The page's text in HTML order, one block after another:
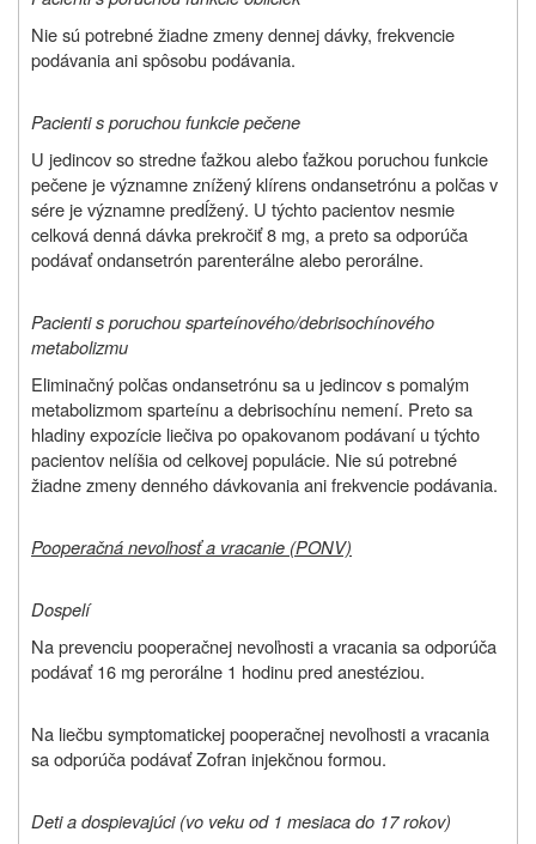
Nie sú potrebné žiadne zmeny dennej dávky, frekvencie
podávania ani spôsobu podávania.
Pacienti s poruchou funkcie pečene
U jedincov so stredne ťažkou alebo ťažkou poruchou funkcie
pečene je významne znížený klírens ondansetrónu a polčas v
sére je významne predĺžený. U týchto pacientov nesmie
celková denná dávka prekročiť 8 mg, a preto sa odporúča
podávať ondansetrón parenterálne alebo perorálne.
Pacienti s poruchou sparteínového/debrisochínového
metabolizmu
Eliminačný polčas ondansetrónu sa u jedincov s pomalým
metabolizmom sparteínu a debrisochínu nemení. Preto sa
hladiny expozície liečiva po opakovanom podávaní u týchto
pacientov nelíšia od celkovej populácie. Nie sú potrebné
žiadne zmeny denného dávkovania ani frekvencie podávania.
Pooperačná nevoľnosť a vracanie (PONV)
Dospelí
Na prevenciu pooperačnej nevoľnosti a vracania sa odporúča
podávať 16 mg perorálne 1 hodinu pred anestéziou.
Na liečbu symptomatickej pooperačnej nevoľnosti a vracania
sa odporúča podávať Zofran injekčnou formou.
Deti a dospievajúci (vo veku od 1 mesiaca do 17 rokov)